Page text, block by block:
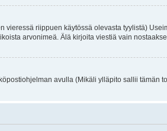
riippuen käytössä olevasta tyylistä)
arvonimeä. Älä kirjoita viestiä vain
avulla (Mikäli ylläpito sallii tämän